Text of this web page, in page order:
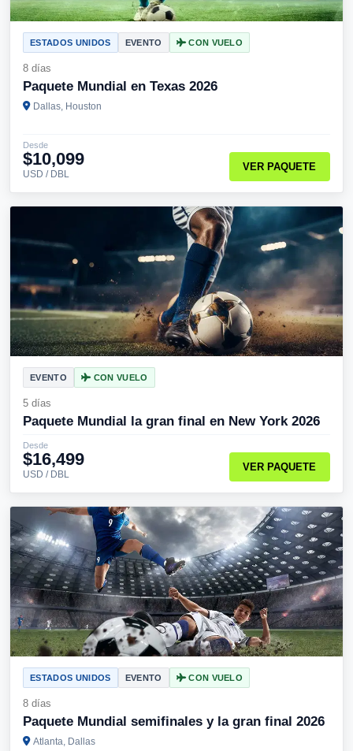
ESTADOS UNIDOS EVENTO CON VUELO
8 días
Paquete Mundial en Texas 2026
Dallas, Houston
Desde
$10,099
USD / DBL
VER PAQUETE
EVENTO CON VUELO
5 días
Paquete Mundial la gran final en New York 2026
Desde
$16,499
USD / DBL
VER PAQUETE
ESTADOS UNIDOS EVENTO CON VUELO
8 días
Paquete Mundial semifinales y la gran final 2026
Atlanta, Dallas